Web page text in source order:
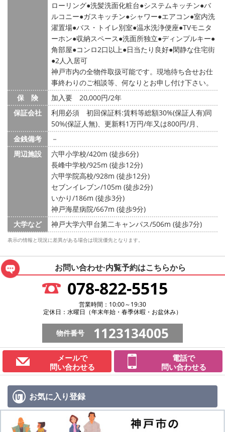
ローリング 洗髪洗面化粧台 システムキッチン バ
ルコニー ガスキッチン シャワー エアコン 室内洗
濯置場 バス・トイレ別室 温水洗浄便座 TVモニタ
ーホン 収納スペース 洗面所独立 ディンプルキー
角部屋 コンロ2口以上 日当たり良好 閑静な住宅街
2人入居可
神戸市内の全物件取扱可能です。現地待ち合せお仕
事終わりのご相談等、何なりとお申し付け下さい。
保 険
加入要 20,000円/2年
保証会社
利用必須 初回保証料:賃料等総額30%(保証人有)同
50%(保証人無)、更新料1万円/年又は800円/月、
金銭備考
－
周辺施設
六甲小学校/420m (徒歩6分)
長峰中学校/925m (徒歩12分)
六甲学院高校/928m (徒歩12分)
セブンイレブン/105m (徒歩2分)
いかり/186m (徒歩3分)
神戸海星病院/667m (徒歩9分)
大学など
神戸大学六甲台第二キャンパス/506m (徒歩7分)
表示の情報と現況に差異がある場合は現況優先となります。
お問い合わせ·内覧予約はこちらから
078-822-5515
営業時間：10:00～19:30
定休日：水曜日（年末年始・春季休暇・お盆休み）
物件番号 1123134005
メールで
問い合わせる
電話で
問い合わせる
お気に入り登録